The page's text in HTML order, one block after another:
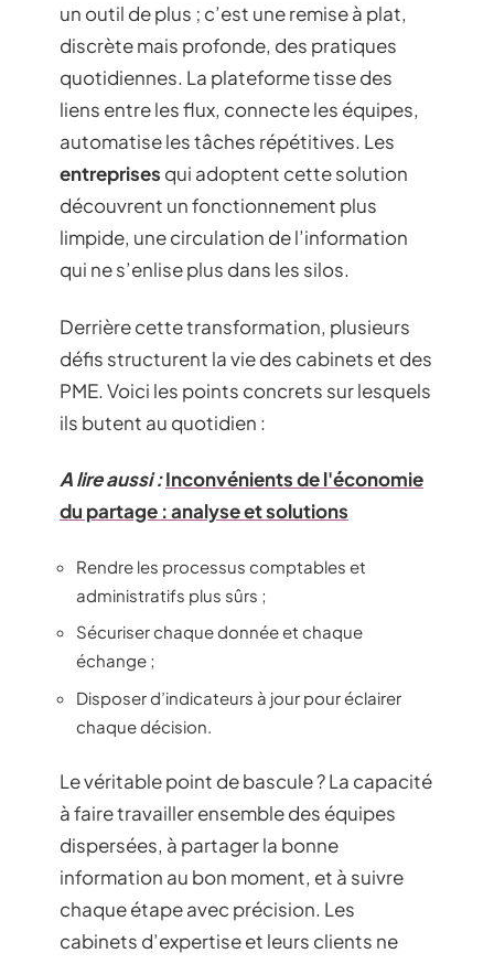
un outil de plus ; c’est une remise à plat,
discrète mais profonde, des pratiques
quotidiennes. La plateforme tisse des
liens entre les flux, connecte les équipes,
automatise les tâches répétitives. Les
entreprises qui adoptent cette solution
découvrent un fonctionnement plus
limpide, une circulation de l’information
qui ne s’enlise plus dans les silos.
Derrière cette transformation, plusieurs
défis structurent la vie des cabinets et des
PME. Voici les points concrets sur lesquels
ils butent au quotidien :
A lire aussi :Inconvénients de l'économie
du partage : analyse et solutions
Rendre les processus comptables et
administratifs plus sûrs ;
Sécuriser chaque donnée et chaque
échange ;
Disposer d’indicateurs à jour pour éclairer
chaque décision.
Le véritable point de bascule ? La capacité
à faire travailler ensemble des équipes
dispersées, à partager la bonne
information au bon moment, et à suivre
chaque étape avec précision. Les
cabinets d’expertise et leurs clients ne